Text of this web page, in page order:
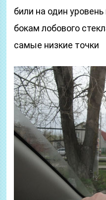
били на один
бокам лобового
самые низкие точки